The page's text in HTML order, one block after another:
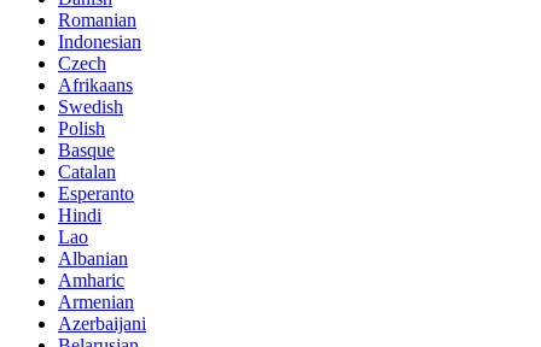
Romanian
Indonesian
Czech
Afrikaans
Swedish
Polish
Basque
Catalan
Esperanto
Hindi
Lao
Albanian
Amharic
Armenian
Azerbaijani